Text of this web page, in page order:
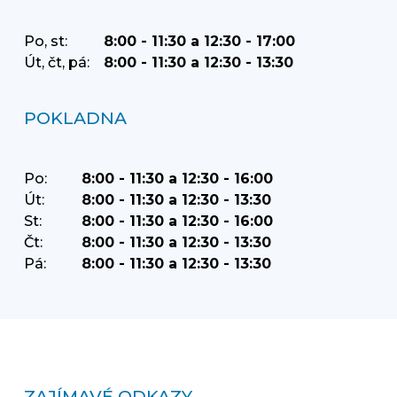
Po, st:
8:00 - 11:30 a 12:30 - 17:00
Út, čt, pá:
8:00 - 11:30 a 12:30 - 13:30
POKLADNA
Po:
8:00 - 11:30 a 12:30 - 16:00
Út:
8:00 - 11:30 a 12:30 - 13:30
St:
8:00 - 11:30 a 12:30 - 16:00
Čt:
8:00 - 11:30 a 12:30 - 13:30
Pá:
8:00 - 11:30 a 12:30 - 13:30